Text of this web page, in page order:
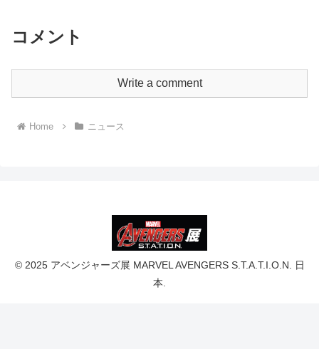
コメント
Write a comment
Home ニュース
© 2025 アベンジャーズ展 MARVEL AVENGERS S.T.A.T.I.O.N. 日
本.